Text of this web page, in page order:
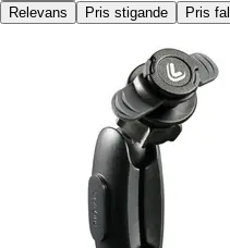
Relevans
Pris stigande Pris